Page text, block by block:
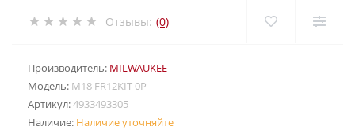
Отзывы: (0)
Производитель: MILWAUKEE
Модель: M18 FR12KIT-0P
Артикул:4933493305
Наличие: Наличие уточняйте